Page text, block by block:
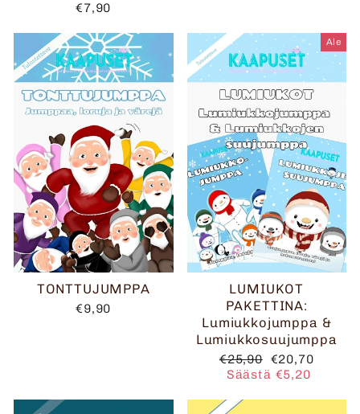
€7,90
TONTTUJUMPPA
€9,90
Ale
LUMIUKOT
PAKETTINA:
Lumiukkojumppa &
Lumiukkosuujumppa
Normaalihinta
€25,90 Alennushinta
€20,70
Säästä €5,20